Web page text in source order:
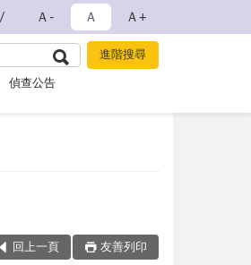
Ａ- Ａ Ａ+
偵查公告
回上一頁 友善列印